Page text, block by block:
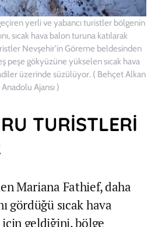
yerli ve yabancı turistler bölgenin
sıcak hava balon turuna katılarak
Nevşehir’in Göreme beldesinden
peşe gökyüzüne yükselen sıcak hava
üzerinde süzülüyor. ( Behçet Alkan
Ajansı )
TURİSTLERİ
Mariana Fathief, daha
gördüğü sıcak hava
geldiğini, bölge